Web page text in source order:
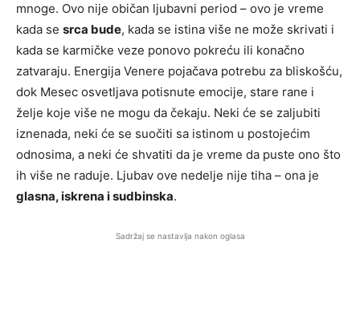
mnoge. Ovo nije običan ljubavni period – ovo je vreme
kada se srca bude, kada se istina više ne može skrivati i
kada se karmičke veze ponovo pokreću ili konačno
zatvaraju. Energija Venere pojačava potrebu za bliskošću,
dok Mesec osvetljava potisnute emocije, stare rane i
želje koje više ne mogu da čekaju. Neki će se zaljubiti
iznenada, neki će se suočiti sa istinom u postojećim
odnosima, a neki će shvatiti da je vreme da puste ono što
ih više ne raduje. Ljubav ove nedelje nije tiha – ona je
glasna, iskrena i sudbinska.
Sadržaj se nastavlja nakon oglasa